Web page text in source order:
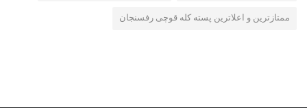
ممتازترین و اعلاترین پسته کله قوچی رفسنجان